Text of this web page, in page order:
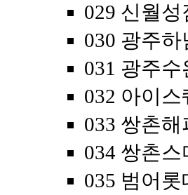
029 신월성
030 광주하
031 광주수
032 아이스
033 쌍촌해
034 쌍촌스
035 범어롯